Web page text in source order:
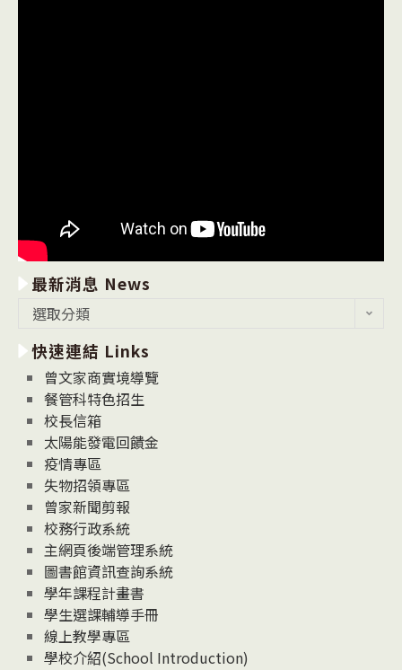
最新消息 News
消
息
News
選取分類
快速連結 Links
曾文家商實境導覽
餐管科特色招生
校長信箱
太陽能發電回饋金
疫情專區
失物招領專區
曾家新聞剪報
校務行政系統
主網頁後端管理系統
圖書館資訊查詢系統
學年課程計畫書
學生選課輔導手冊
線上教學專區
學校介紹(School Introduction)